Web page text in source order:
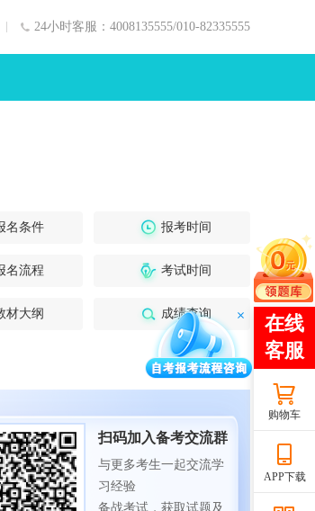
24小时客服：4008135555/010-82335555
名条件 报考时间
名流程 考试时间
材大纲 成绩查询
扫码加入备考交流群
与更多考生一起交流学
习经验
备战考试，获取试题及
购物车
APP下载